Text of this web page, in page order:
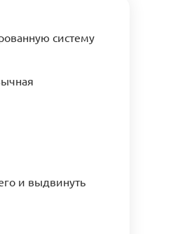
систему
и выдвинуть